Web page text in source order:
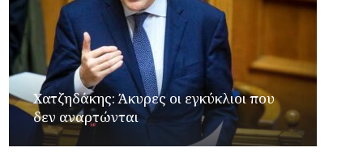
Xατζηδάκης: Άκυρες οι εγκύκλιοι που
δεν αναρτώνται